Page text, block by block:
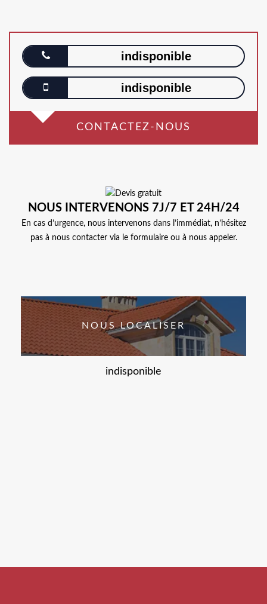
indisponible
indisponible
CONTACTEZ-NOUS
NOUS INTERVENONS 7J/7 ET 24H/24
En cas d’urgence, nous intervenons dans l’immédiat, n’hésitez
pas à nous contacter via le formulaire ou à nous appeler.
NOUS LOCALISER
indisponible